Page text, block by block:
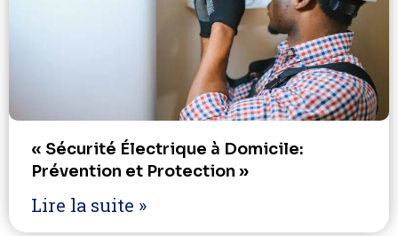
« Sécurité Électrique à Domicile:
Prévention et Protection »
Lire la suite »